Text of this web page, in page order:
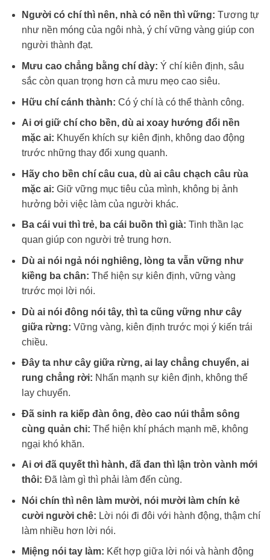
Người có chí thì nên, nhà có nền thì vững: Tương tự
như nền móng của ngôi nhà, ý chí vững vàng giúp con
người thành đạt.
Mưu cao chẳng bằng chí dày: Ý chí kiên định, sâu
sắc còn quan trọng hơn cả mưu mẹo cao siêu.
Hữu chí cánh thành: Có ý chí là có thể thành công.
Ai ơi giữ chí cho bền, dù ai xoay hướng đổi nền
mặc ai: Khuyến khích sự kiên định, không dao động
trước những thay đổi xung quanh.
Hãy cho bền chí câu cua, dù ai câu chạch câu rùa
mặc ai: Giữ vững mục tiêu của mình, không bị ảnh
hưởng bởi việc làm của người khác.
Ba cái vui thì trẻ, ba cái buồn thì già: Tinh thần lạc
quan giúp con người trẻ trung hơn.
Dù ai nói ngả nói nghiêng, lòng ta vẫn vững như
kiềng ba chân: Thể hiện sự kiên định, vững vàng
trước mọi lời nói.
Dù ai nói đông nói tây, thì ta cũng vững như cây
giữa rừng: Vững vàng, kiên định trước mọi ý kiến trái
chiều.
Đây ta như cây giữa rừng, ai lay chẳng chuyển, ai
rung chẳng rời: Nhấn mạnh sự kiên định, không thể
lay chuyển.
Đã sinh ra kiếp đàn ông, đèo cao núi thẳm sông
cùng quản chi: Thể hiện khí phách mạnh mẽ, không
ngại khó khăn.
Ai ơi đã quyết thì hành, đã đan thì lận tròn vành mới
thôi: Đã làm gì thì phải làm đến cùng.
Nói chín thì nên làm mười, nói mười làm chín kẻ
cười người chê: Lời nói đi đôi với hành động, thậm chí
làm nhiều hơn lời nói.
Miệng nói tay làm: Kết hợp giữa lời nói và hành động